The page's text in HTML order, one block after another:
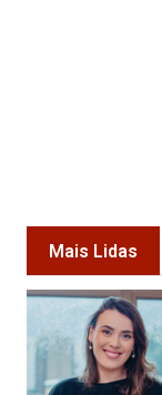
Mais Lidas